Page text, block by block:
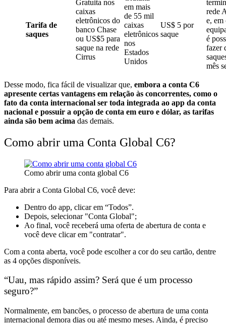
Tarifa de
saques
Gratuita nos
caixas
eletrônicos do
banco Chase
ou US$5 para
saque na rede
Cirrus
em mais
de 55 mil
caixas
eletrônicos
nos
Estados
Unidos
US$ 5 por
saque
rede
e, em
é
fazer
mês
Desse modo, fica fácil de visualizar que, embora a conta C6
apresente certas vantagens em relação às concorrentes, como o
fato da conta internacional ser toda integrada ao app da conta
nacional e possuir a opção de conta em euro e dólar, as tarifas
ainda são bem acima das demais.
Como abrir uma Conta Global C6?
Como abrir uma conta global C6
Para abrir a Conta Global C6, você deve:
Dentro do app, clicar em “Todos”.
Depois, selecionar "Conta Global";
Ao final, você receberá uma oferta de abertura de conta e
você deve clicar em "contratar".
Com a conta aberta, você pode escolhera cor do seu cartão, dentre
as 4 opções disponíveis.
“Uau, mas rápido assim? Será que é um processo
seguro?”
Normalmente, em bancões, o processo de abertura de uma conta
internacional demora dias ou até mesmo meses. Ainda, é preciso